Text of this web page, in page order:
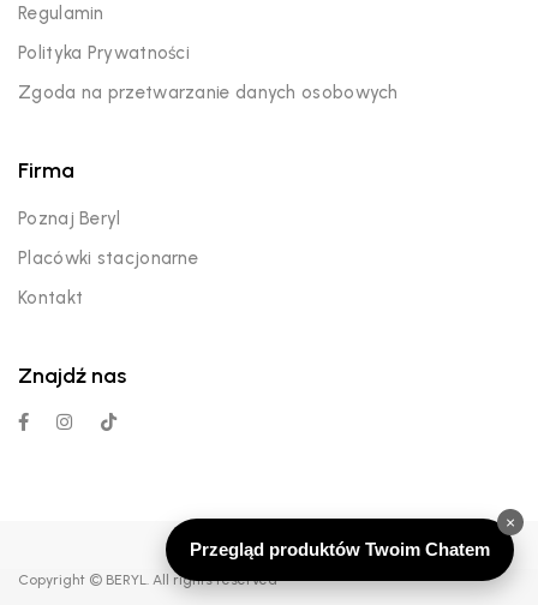
Regulamin
Polityka Prywatności
Zgoda na przetwarzanie danych osobowych
Firma
Poznaj Beryl
Placówki stacjonarne
Kontakt
Znajdź nas
Copyright © BERYL. All rights reserved
×
Przegląd produktów Twoim Chatem